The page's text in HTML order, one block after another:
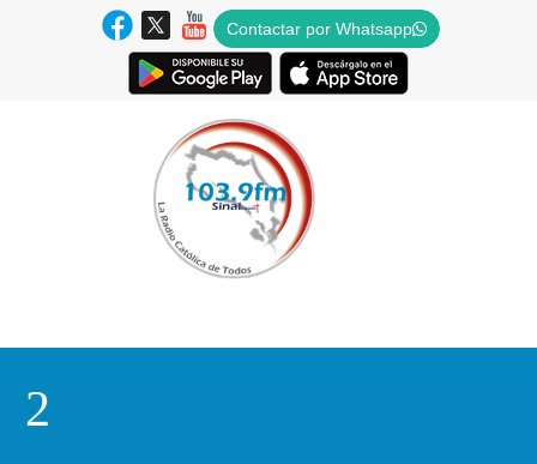
Contactar por Whatsapp
2